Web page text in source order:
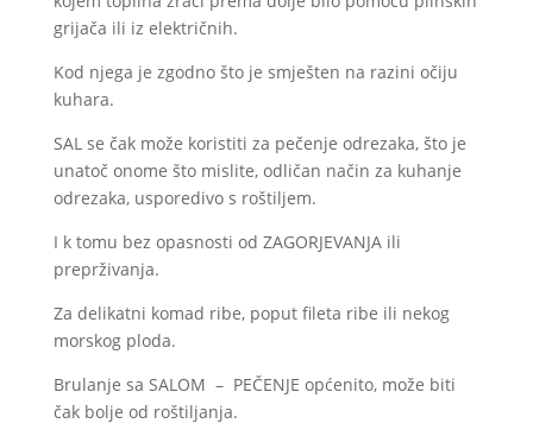
grijača ili iz električnih.
Kod njega je zgodno što je smješten na razini očiju
kuhara.
SAL se čak može koristiti za pečenje odrezaka, što je
unatoč onome što mislite, odličan način za kuhanje
odrezaka, usporedivo s roštiljem.
I k tomu bez opasnosti od ZAGORJEVANJA ili
preprživanja.
Za delikatni komad ribe, poput fileta ribe ili nekog
morskog ploda.
Brulanje sa SALOM – PEČENJE općenito, može biti
čak bolje od roštiljanja.